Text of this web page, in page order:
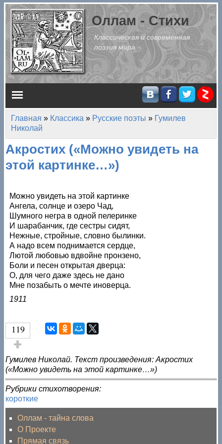
Перейти к основному содержанию
Оллам - Стихи
Классическая и современная
поэзия мира
Главное меню
Вы здесь
Главная » Классика » Русские поэты » Гумилев
Николай
Акростих («Можно увидеть на
этой картинке…»)
Можно увидеть на этой картинке
Ангела, солнце и озеро Чад,
Шумного негра в одной пелеринке
И шарабанчик, где сестры сидят,
Нежные, стройные, словно былинки.
А надо всем поднимается сердце,
Лютой любовью вдвойне пронзено,
Боли и песен открытая дверца:
О, для чего даже здесь не дано
Мне позабыть о мечте иноверца.
1911
119
Голос за!
Гумилев Николай. Текст произведения: Акростих
(«Можно увидеть на этой картинке…»)
Рубрики стихотворения:
короткие
Оллам - тайна слова
О Проекте
Прямая связь